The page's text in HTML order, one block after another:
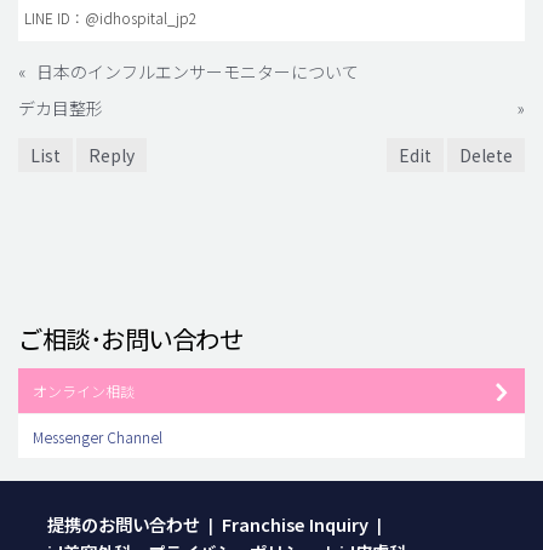
LINE ID：@idhospital_jp2
« 日本のインフルエンサーモニターについて
デカ目整形
»
List
Reply Edit Delete
ご相談･お問い合わせ
オンライン相談
Messenger Channel
提携のお問い合わせ | Franchise Inquiry |